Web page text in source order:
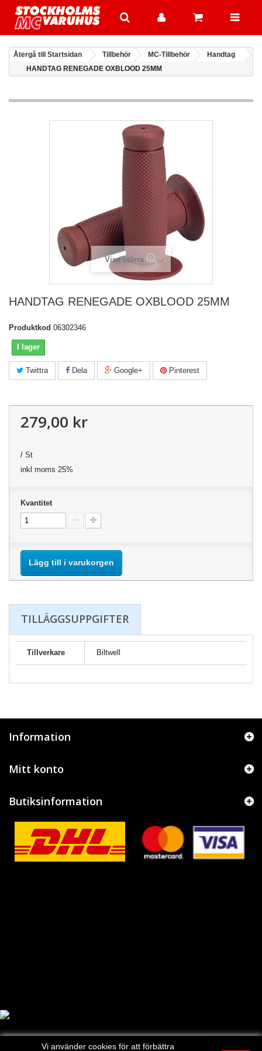
Återgå till Startsidan Tillbehör MC-Tillbehör
Handtag
HANDTAG RENEGADE OXBLOOD 25MM
Visa större
HANDTAG RENEGADE OXBLOOD 25MM
Produktkod 06302346
I lager
Twittra Dela Google+ Pinterest
279,00 kr
/ St
inkl moms 25%
Kvantitet
Lägg till i varukorgen
TILLÄGGSUPPGIFTER
Tillverkare Biltwell
Information
Mitt konto
Butiksinformation
Vi använder cookies för att förbättra